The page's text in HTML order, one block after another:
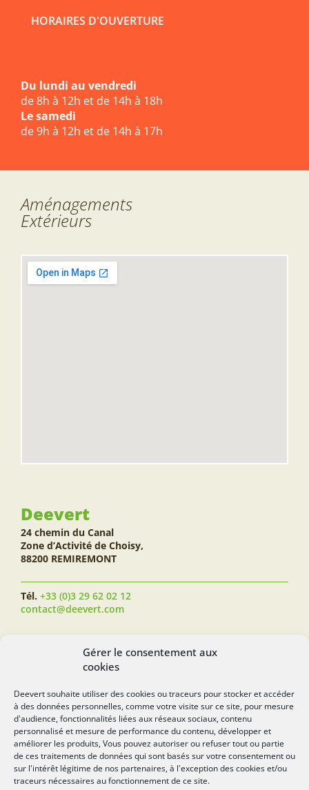
Gérer le consentement aux
cookies
Deevert souhaite utiliser des cookies ou traceurs pour stocker et accéder
à des données personnelles, comme votre visite sur ce site, pour mesure
d'audience, fonctionnalités liées aux réseaux sociaux, contenu
personnalisé et mesure de performance du contenu, développer et
améliorer les produits, Vous pouvez autoriser ou refuser tout ou partie
de ces traitements de données qui sont basés sur votre consentement ou
sur l'intérêt légitime de nos partenaires, à l'exception des cookies et/ou
traceurs nécessaires au fonctionnement de ce site.
HORAIRES D'OUVERTURE
Du lundi au vendredi
de 8h à 12h et de 14h à 18h
Le samedi
de 9h à 12h et de 14h à 17h
Aménagements
Extérieurs
Deevert
24 chemin du Canal
Zone d’Activité de Choisy,
88200 REMIREMONT
Tél. +33 (0)3 29 62 02 12
contact@deevert.com
SUIVEZ-NOUS...
deevert.com